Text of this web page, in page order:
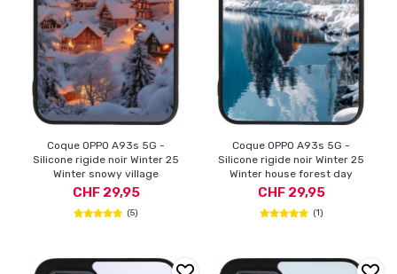
Coque OPPO A93s 5G -
Silicone rigide noir Winter 25
Winter snowy village
CHF 29,95
(5)
Coque OPPO A93s 5G -
Silicone rigide noir Winter 25
Winter house forest day
CHF 29,95
(1)